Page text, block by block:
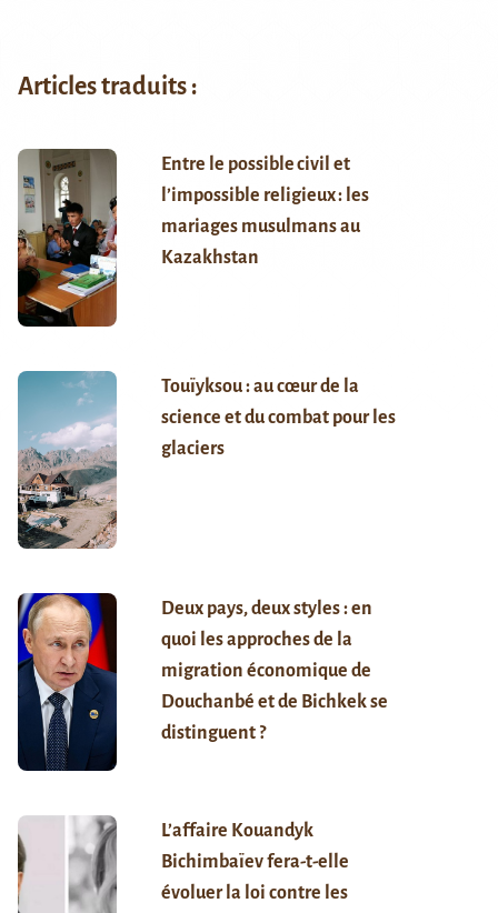
Articles traduits :
Entre le possible civil et
l’impossible religieux : les
mariages musulmans au
Kazakhstan
Touïyksou : au cœur de la
science et du combat pour les
glaciers
Deux pays, deux styles : en
quoi les approches de la
migration économique de
Douchanbé et de Bichkek se
distinguent ?
L’affaire Kouandyk
Bichimbaïev fera-t-elle
évoluer la loi contre les